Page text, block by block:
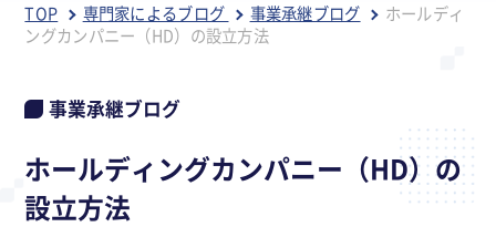
TOP 専門家によるブログ 事業承継ブログ
ホールディ
ングカンパニー（HD）の設立方法
事業承継ブログ
ホールディングカンパニー（HD）の
設立方法